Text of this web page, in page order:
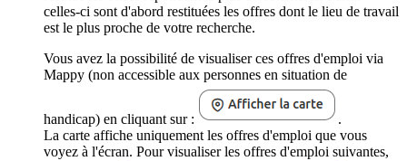
celles-ci sont d'abord restituées les offres dont le lieu de travail
est le plus proche de votre recherche.
Vous avez la possibilité de visualiser ces offres d'emploi via
Mappy (non accessible aux personnes en situation de
handicap) en cliquant sur :
.
La carte affiche uniquement les offres d'emploi que vous
voyez à l'écran. Pour visualiser les offres d'emploi suivantes,